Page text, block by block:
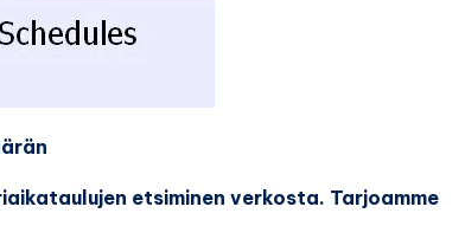
etsiminen verkosta. Tarjoamme